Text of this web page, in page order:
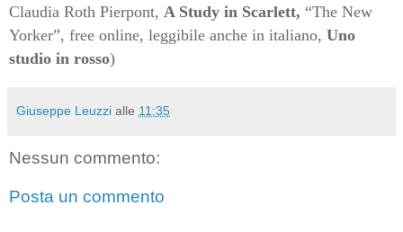
Claudia Roth Pierpont, A Study in Scarlett, “The New
Yorker”, free online, leggibile anche in italiano, Uno
studio in rosso)
Giuseppe Leuzzi alle 11:35
Nessun commento:
Posta un commento